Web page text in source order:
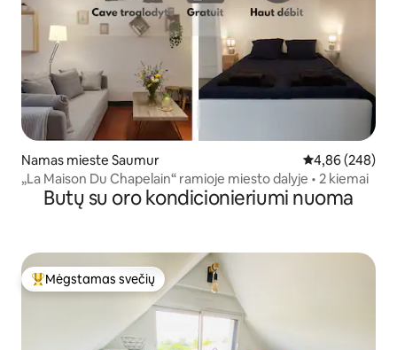
Namas mieste Saumur Vidutinis
4,86 (248)
„La Maison Du Chapelain“ ramioje miesto dalyje • 2 kiemai
Butų su oro kondicionieriumi nuoma
Svečių mėgstamiausias
Mėgstamas svečių